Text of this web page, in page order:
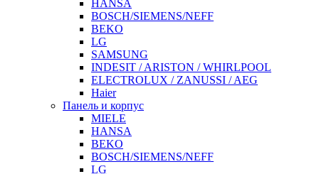
HANSA
BOSCH/SIEMENS/NEFF
BEKO
LG
SAMSUNG
INDESIT / ARISTON / WHIRLPOOL
ELECTROLUX / ZANUSSI / AEG
Haier
Панель и корпус
MIELE
HANSA
BEKO
BOSCH/SIEMENS/NEFF
LG